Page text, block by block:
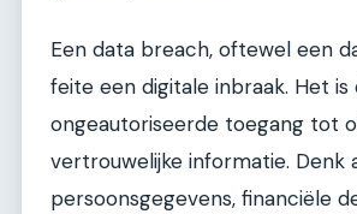
Een data breach, oftewel een
feite een digitale inbraak. Het is
ongeautoriseerde toegang tot
vertrouwelijke informatie. Denk
persoonsgegevens, financiële